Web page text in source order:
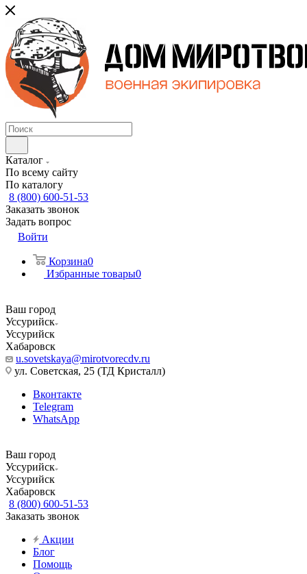
Каталог
По всему сайту
По каталогу
8 (800) 600-51-53
Заказать звонок
Задать вопрос
Войти
Корзина0
Избранные товары0
Ваш город
Уссурийск
Уссурийск
Хабаровск
u.sovetskaya@mirotvorecdv.ru
ул. Советская, 25 (ТД Кристалл)
Вконтакте
Telegram
WhatsApp
Ваш город
Уссурийск
Уссурийск
Хабаровск
8 (800) 600-51-53
Заказать звонок
Акции
Блог
Помощь